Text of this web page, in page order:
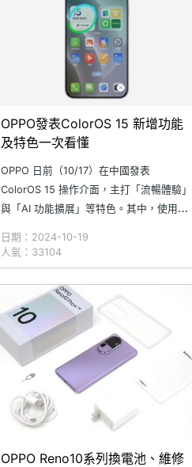
OPPO發表ColorOS 15 新增功能
及特色一次看懂
OPPO 日前（10/17）在中國發表
ColorOS 15 操作介面，主打「流暢體驗」
與「AI 功能擴展」等特色。其中，使用體
構，打造出滑順且省電的使用感受；搭配
「自然光影」設計語言，提供新設計圖示
與解鎖介面。同步將 AI 技術導入小布助
手，提供一拍即知、一圈即問
日期：2024-10-19
人氣：33104
OPPO Reno10系列換電池、維修